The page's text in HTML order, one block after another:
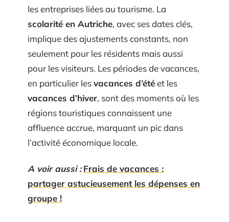
les entreprises liées au tourisme. La
scolarité en Autriche, avec ses dates clés,
implique des ajustements constants, non
seulement pour les résidents mais aussi
pour les visiteurs. Les périodes de vacances,
en particulier lesvacances d’étéet les
vacances d’hiver, sont des moments où les
régions touristiques connaissent une
affluence accrue, marquant un pic dans
l’activité économique locale.
A voir aussi : Frais de vacances :
partager astucieusement les dépenses en
groupe !